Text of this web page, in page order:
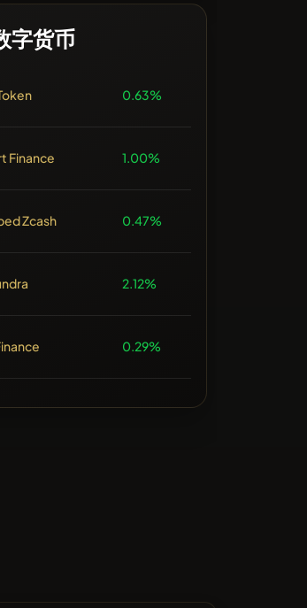
字货币
0.63%
Finance 1.00%
Zcash 0.47%
2.12%
0.29%